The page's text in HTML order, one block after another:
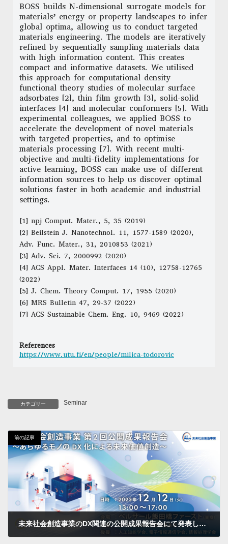
BOSS builds N-dimensional surrogate models for
materials’ energy or property landscapes to infer
global optima, allowing us to conduct targeted
materials engineering. The models are iteratively
refined by sequentially sampling materials data
with high information content. This creates
compact and informative datasets. We utilised
this approach for computational density
functional theory studies of molecular surface
adsorbates [2], thin film growth [3], solid-solid
interfaces [4] and molecular conformers [5]. With
experimental colleagues, we applied BOSS to
accelerate the development of novel materials
with targeted properties, and to optimise
materials processing [7]. With recent multi-
objective and multi-fidelity implementations for
active learning, BOSS can make use of different
information sources to help us discover optimal
solutions faster in both academic and industrial
settings.
[1] npj Comput. Mater., 5, 35 (2019)
[2] Beilstein J. Nanotechnol. 11, 1577-1589 (2020),
Adv. Func. Mater., 31, 2010853 (2021)
[3] Adv. Sci. 7, 2000992 (2020)
[4] ACS Appl. Mater. Interfaces 14 (10), 12758-12765
(2022)
[5] J. Chem. Theory Comput. 17, 1955 (2020)
[6] MRS Bulletin 47, 29-37 (2022)
[7] ACS Sustainable Chem. Eng. 10, 9469 (2022)
References
https://www.utu.fi/en/people/milica-todorovic
カテゴリー Seminar
前の記事
未来社会創造事業のDX関連の公開成果報告会にて発表しました アーカイブも公開されました